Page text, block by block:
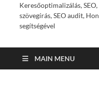
Keresőoptimalizálás, SEO,
szövegírás, SEO audit,
segítségével
MAIN MENU